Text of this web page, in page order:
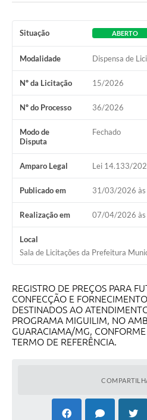
Turismo
Obras
Galeria de Vídeos
Legislação
Editais
Links
Enquete
Agenda
SIC
Situação ABERTO
Modalidade Dispensa de
Nº da Licitação 15/2026
Nº do Processo 36/2026
Modo de
Disputa
Fechado
Amparo Legal Lei 14.133/
Publicado em 31/03/2026 às
Realização em 07/04/2026 às
Local
Sala de Licitações da Prefeitura
REGISTRO DE PREÇOS PARA
CONFECÇÃO E
DESTINADOS AO
PROGRAMA MIGUILIM, NO
GUARACIAMA/MG, CONFORME
TERMO DE REFERÊNCIA.